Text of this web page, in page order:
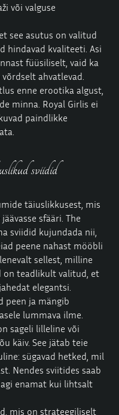
või valguse
see asutus on valitud
hindavad kvaliteeti. Asi
füüsiliselt, vaid ka
ahvatlevad.
enne erootika algust,
minna. Royal Girlis ei
paindlikke
sviidid
täiuslikkusest, mis
sfääri. The
sviidid kujundada nii,
peene nahast mööbli
sellest, milline
on teadlikult valitud, et
elegantsi.
peen ja mängib
lummava ilme.
sageli lilleline või
käiv. See jätab teie
sügavad hetked, mil
Nendes sviitides saab
enamat kui lihtsalt
mis on strateegiliselt